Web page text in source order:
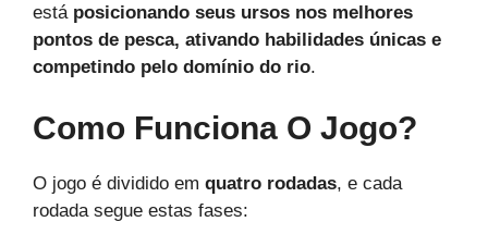
está posicionando seus ursos nos melhores
pontos de pesca, ativando habilidades únicas e
competindo pelo domínio do rio.
Como Funciona O Jogo?
O jogo é dividido em quatro rodadas, e cada
rodada segue estas fases: